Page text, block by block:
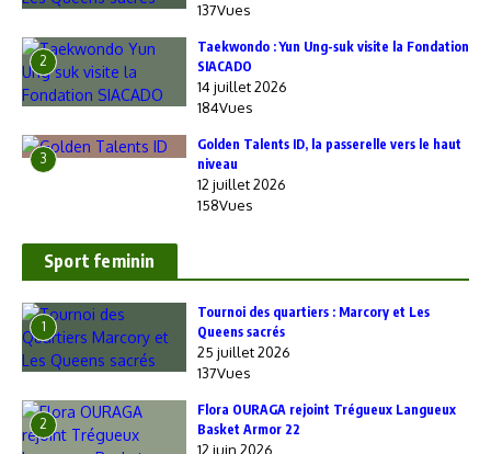
137Vues
2
Taekwondo : Yun Ung-suk visite la Fondation
SIACADO
14 juillet 2026
184Vues
3
Golden Talents ID, la passerelle vers le haut
niveau
12 juillet 2026
158Vues
Sport feminin
1
‎Tournoi des quartiers : Marcory et Les
Queens sacrés
25 juillet 2026
137Vues
2
Flora OURAGA rejoint Trégueux Langueux
Basket Armor 22
12 juin 2026